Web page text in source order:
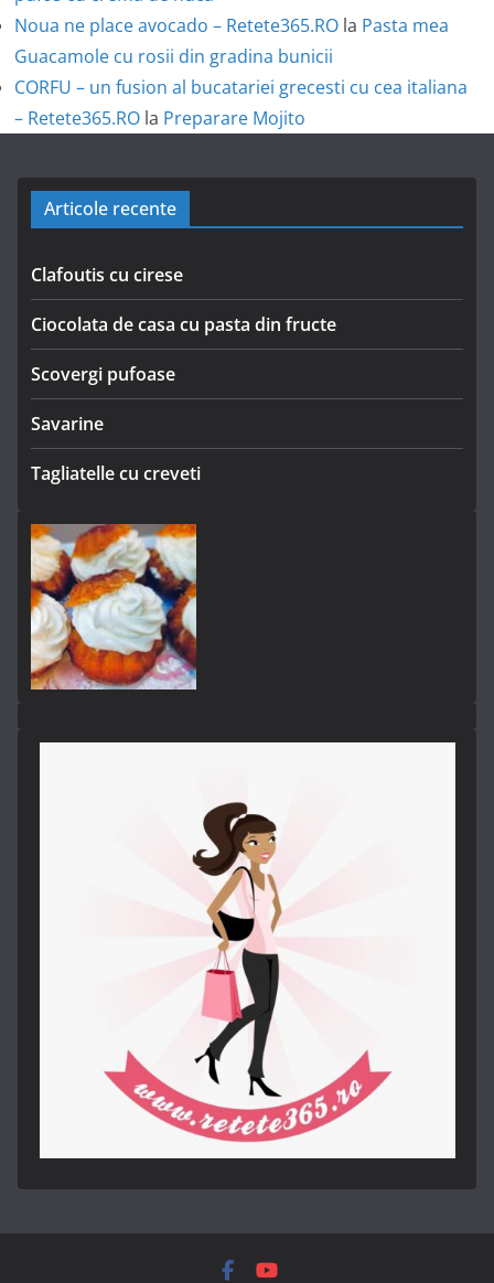
Noua ne place avocado – Retete365.RO la Pasta mea
Guacamole cu rosii din gradina bunicii
CORFU – un fusion al bucatariei grecesti cu cea italiana
– Retete365.RO la Preparare Mojito
Articole recente
Clafoutis cu cirese
Ciocolata de casa cu pasta din fructe
Scovergi pufoase
Savarine
Tagliatelle cu creveti